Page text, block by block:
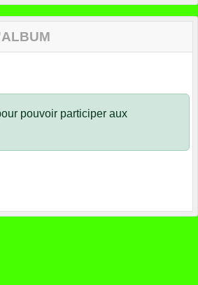
pouvoir participer aux